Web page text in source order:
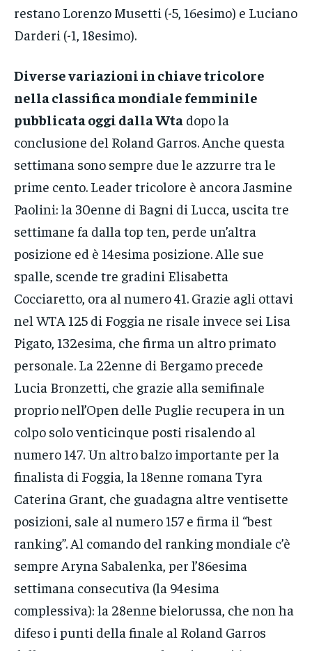
restano Lorenzo Musetti (-5, 16esimo) e Luciano
Darderi (-1, 18esimo).
Diverse variazioni in chiave tricolore
nella classifica mondiale femminile
pubblicata oggi dalla Wta dopo la
conclusione del Roland Garros. Anche questa
settimana sono sempre due le azzurre tra le
prime cento. Leader tricolore è ancora Jasmine
Paolini: la 30enne di Bagni di Lucca, uscita tre
settimane fa dalla top ten, perde un’altra
posizione ed è 14esima posizione. Alle sue
spalle, scende tre gradini Elisabetta
Cocciaretto, ora al numero 41. Grazie agli ottavi
nel WTA 125 di Foggia ne risale invece sei Lisa
Pigato, 132esima, che firma un altro primato
personale. La 22enne di Bergamo precede
Lucia Bronzetti, che grazie alla semifinale
proprio nell’Open delle Puglie recupera in un
colpo solo venticinque posti risalendo al
numero 147. Un altro balzo importante per la
finalista di Foggia, la 18enne romana Tyra
Caterina Grant, che guadagna altre ventisette
posizioni, sale al numero 157 e firma il “best
ranking”. Al comando del ranking mondiale c’è
sempre Aryna Sabalenka, per l’86esima
settimana consecutiva (la 94esima
complessiva): la 28enne bielorussa, che non ha
difeso i punti della finale al Roland Garros